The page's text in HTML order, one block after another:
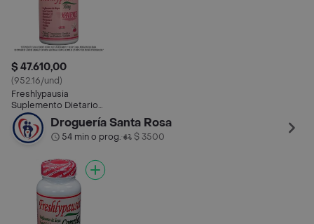
$ 47.610,00
(952.16/und)
Freshlypausia
Suplemento Dietario
(50 mg) 50 Cápsulas
Droguería Santa Rosa
54 min o prog.• $ 3500